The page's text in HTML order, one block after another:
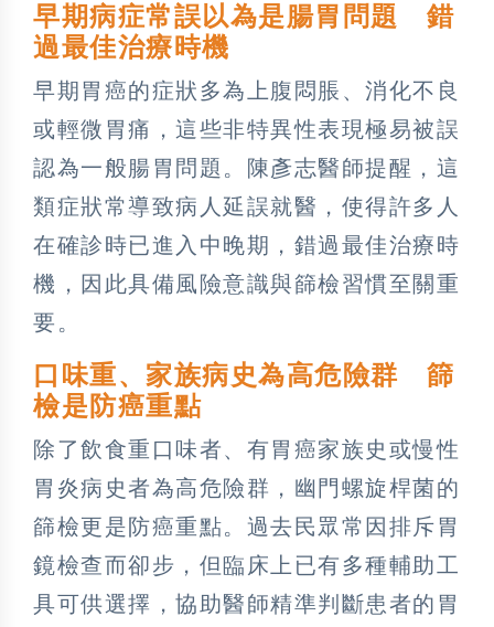
早期病症常誤以為是腸胃問題 錯
過最佳治療時機
早期胃癌的症狀多為上腹悶脹、消化不良
或輕微胃痛，這些非特異性表現極易被誤
認為一般腸胃問題。陳彥志醫師提醒，這
類症狀常導致病人延誤就醫，使得許多人
在確診時已進入中晚期，錯過最佳治療時
機，因此具備風險意識與篩檢習慣至關重
要。
口味重、家族病史為高危險群 篩
檢是防癌重點
除了飲食重口味者、有胃癌家族史或慢性
胃炎病史者為高危險群，幽門螺旋桿菌的
篩檢更是防癌重點。過去民眾常因排斥胃
鏡檢查而卻步，但臨床上已有多種輔助工
具可供選擇，協助醫師精準判斷患者的胃